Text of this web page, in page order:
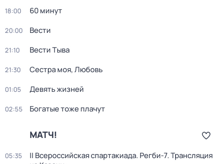
18:00 60 минут
20:00 Вести
21:10 Вести Тыва
21:30 Сестра моя, Любовь
01:05 Девять жизней
02:55 Богатые тоже плачут
МАТЧ!
05:35
II Всероссийская спартакиада. Регби-7. Трансляция